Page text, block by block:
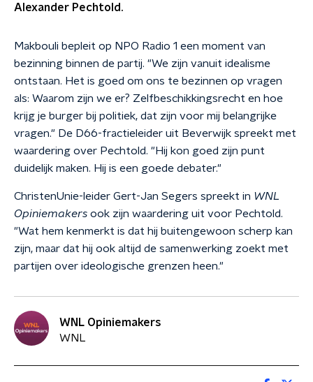
Alexander Pechtold.
Makbouli bepleit op NPO Radio 1 een moment van
bezinning binnen de partij. "We zijn vanuit idealisme
ontstaan. Het is goed om ons te bezinnen op vragen
als: Waarom zijn we er? Zelfbeschikkingsrecht en hoe
krijg je burger bij politiek, dat zijn voor mij belangrijke
vragen." De D66-fractieleider uit Beverwijk spreekt met
waardering over Pechtold. "Hij kon goed zijn punt
duidelijk maken. Hij is een goede debater."
ChristenUnie-leider Gert-Jan Segers spreekt in WNL
Opiniemakers ook zijn waardering uit voor Pechtold.
"Wat hem kenmerkt is dat hij buitengewoon scherp kan
zijn, maar dat hij ook altijd de samenwerking zoekt met
partijen over ideologische grenzen heen."
WNL Opiniemakers
WNL